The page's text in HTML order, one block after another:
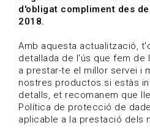
HOME
d'obligat compliment des
2018.
Amb aquesta actualització,
detallada de l'ús que fem de
a prestar-te el millor servei i
nostres productos.si estàs
detalls, et recomanem que
Política de protecció de
aplicable a la prestació dels